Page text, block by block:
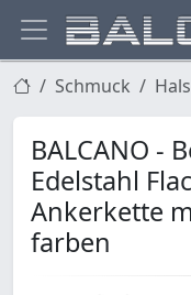
Schmuck
BALCANO -
Edelstahl
Ankerkette
farben